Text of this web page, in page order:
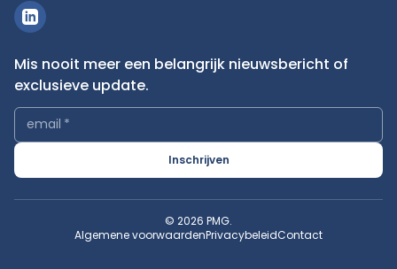
Mis nooit meer een belangrijk nieuwsbericht of
exclusieve update.
email *
Inschrijven
© 2026 PMG.
Algemene voorwaardenPrivacybeleidContact